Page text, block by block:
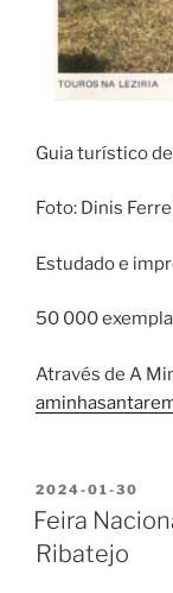
Guia turístico
Foto: Dinis
Estudado e
50 000
Através de A
PUBLICADO
EM
2024-01-30
Feira
Ribatejo